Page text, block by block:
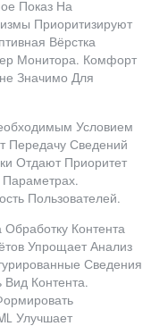
Показ На
Приоритизируют
Вёрстка
Монитора. Комфорт
Значимо Для
Условием
Передачу Сведений
Отдают Приоритет
Пользователей.
Обработку Контента
Упрощает Анализ
Сведения
Вид Контента.
Улучшает